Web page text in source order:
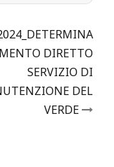
DIRETTO
SERVIZIO DI
DEL
VERDE